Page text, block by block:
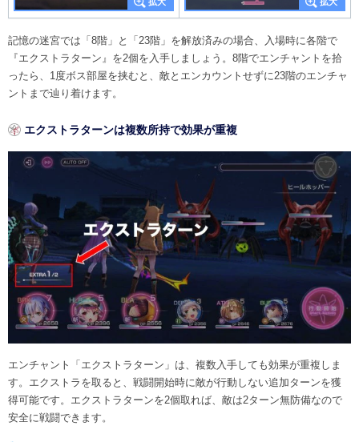
記憶の迷宮では「8階」と「23階」を解放済みの場合、入場時に各階で
『エクストラターン』を2個を入手しましょう。8階でエンチャントを拾
ったら、1度ボス部屋を挟むと、敵とエンカウントせずに23階のエンチャ
ントまで辿り着けます。
エクストラターンは複数所持で効果が重複
エンチャント「エクストラターン」は、複数入手しても効果が重複しま
す。エクストラを取ると、戦闘開始時に敵が行動しない追加ターンを獲
得可能です。エクストラターンを2個取れば、敵は2ターン無防備なので
安全に戦闘できます。